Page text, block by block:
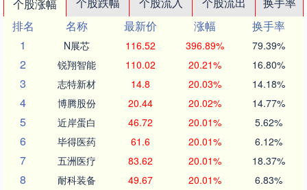
个股涨幅
排名
名称 最新价 涨幅
换手率
1
N展芯 116.52 396.89% 79.39%
2 锐翔智能 110.02 20.21% 16.80%
3 志特新材 14.8 20.03% 14.18%
4 博腾股份 20.44 20.02% 14.77%
5 近岸蛋白 46.72 20.01% 5.62%
6 毕得医药 61.6 20.01% 6.12%
7 五洲医疗 83.62 20.01% 18.37%
8 耐科装备 49.67 20.01% 6.83%